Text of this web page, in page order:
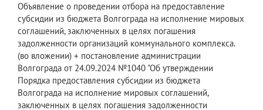
Объявление о проведении отбора на предоставление
субсидии из бюджета Волгограда на исполнение мировых
соглашений, заключенных в целях погашения
задолженности организаций коммунального комплекса.
(во вложении) + постановление администрации
Волгограда от 24.09.2024 №1040 "Об утверждении
Порядка предоставления субсидии из бюджета
Волгограда на исполнение мировых соглашений,
заключенных в целях погашения задолженности